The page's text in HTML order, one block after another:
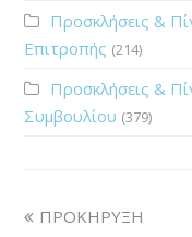
Προσκλήσεις &
Επιτροπής (214)
Προσκλήσεις &
Συμβουλίου (379)
ΠΡΟΚΗΡΥΞΗ